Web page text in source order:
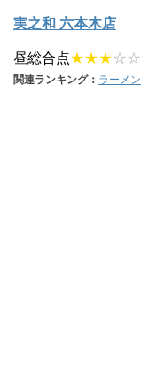
実之和 六本木店
昼総合点★★★☆☆
関連ランキング： ラーメン